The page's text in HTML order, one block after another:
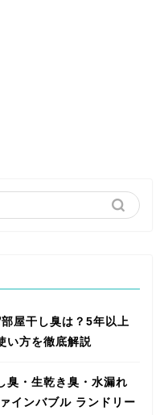
屋干し臭は？5年以上
い方を徹底解説
臭・生乾き臭・水漏れ
インバブル ランドリー